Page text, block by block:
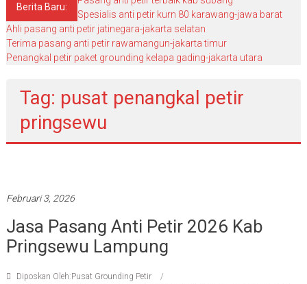
Berita Baru:
Spesialis anti petir kurn 80 karawang-jawa barat
Ahli pasang anti petir jatinegara-jakarta selatan
Terima pasang anti petir rawamangun-jakarta timur
Penangkal petir paket grounding kelapa gading-jakarta utara
Tag: pusat penangkal petir
pringsewu
Februari 3, 2026
Jasa Pasang Anti Petir 2026 Kab
Pringsewu Lampung
Diposkan Oleh:Pusat Grounding Petir